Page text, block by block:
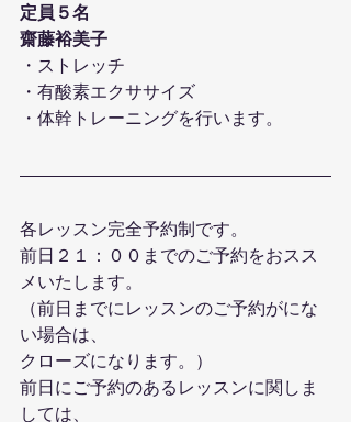
定員５名
齋藤裕美子
・ストレッチ
・有酸素エクササイズ
・体幹トレーニングを行います。
各レッスン完全予約制です。
前日２１：００までのご予約をおスス
メいたします。
（前日までにレッスンのご予約がにな
い場合は、
クローズになります。）
前日にご予約のあるレッスンに関しま
しては、